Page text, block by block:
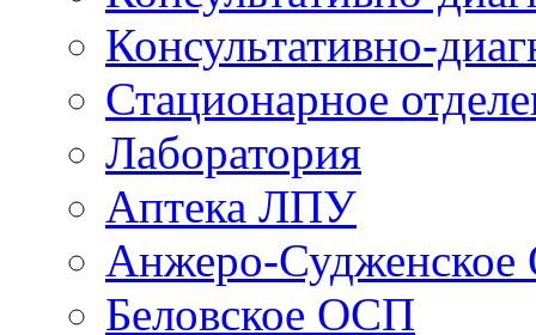
Консультативно-
Стационарное
Лаборатория
Аптека ЛПУ
Анжеро-
Беловское ОСП